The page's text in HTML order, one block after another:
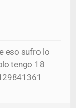
eso sufro lo
tengo 18